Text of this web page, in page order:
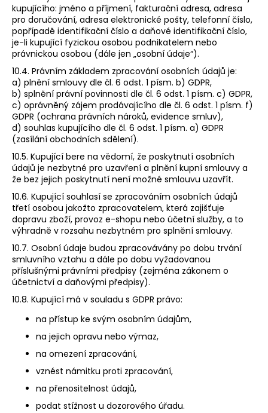
kupujícího: jméno a příjmení, fakturační adresa, adresa
pro doručování, adresa elektronické pošty, telefonní číslo,
popřípadě identifikační číslo a daňové identifikační číslo,
je-li kupující fyzickou osobou podnikatelem nebo
právnickou osobou (dále jen „osobní údaje“).
10.4. Právním základem zpracování osobních údajů je:
a) plnění smlouvy dle čl. 6 odst. 1 písm. b) GDPR,
b) splnění právní povinnosti dle čl. 6 odst. 1 písm. c) GDPR,
c) oprávněný zájem prodávajícího dle čl. 6 odst. 1 písm. f)
GDPR (ochrana právních nároků, evidence smluv),
d) souhlas kupujícího dle čl. 6 odst. 1 písm. a) GDPR
(zasílání obchodních sdělení).
10.5. Kupující bere na vědomí, že poskytnutí osobních
údajů je nezbytné pro uzavření a plnění kupní smlouvy a
že bez jejich poskytnutí není možné smlouvu uzavřít.
10.6. Kupující souhlasí se zpracováním osobních údajů
třetí osobou jakožto zpracovatelem, která zajišťuje
dopravu zboží, provoz e-shopu nebo účetní služby, a to
výhradně v rozsahu nezbytném pro splnění smlouvy.
10.7. Osobní údaje budou zpracovávány po dobu trvání
smluvního vztahu a dále po dobu vyžadovanou
příslušnými právními předpisy (zejména zákonem o
účetnictví a daňovými předpisy).
10.8. Kupující má v souladu s GDPR právo:
na přístup ke svým osobním údajům,
na jejich opravu nebo výmaz,
na omezení zpracování,
vznést námitku proti zpracování,
na přenositelnost údajů,
podat stížnost u dozorového úřadu.